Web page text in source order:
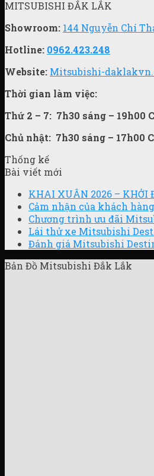
MITSUBISHI ĐẮK LẮK
Showroom: 144 Nguyễn Chí
Hotline: 0962.423.248
Website: Mitsubishi-
Thời gian làm việc:
Thứ 2 – 7: 7h30 sáng – 19h00
Chủ nhật: 7h30 sáng – 17h00
Thống kế
Bài viết mới
KHAI XUÂN 2026 – KHỞI
Cảm nhận của khách
Chương trình ưu đãi
Lái thử xe Mitsubishi
Đánh giá Mitsubishi
Bản Đồ Mitsubishi Đắk Lắk